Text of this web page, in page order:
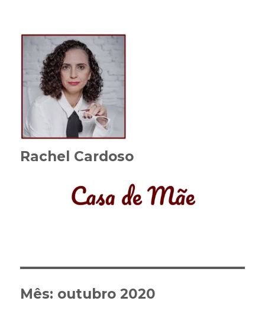
Rachel Cardoso
Mês: outubro 2020